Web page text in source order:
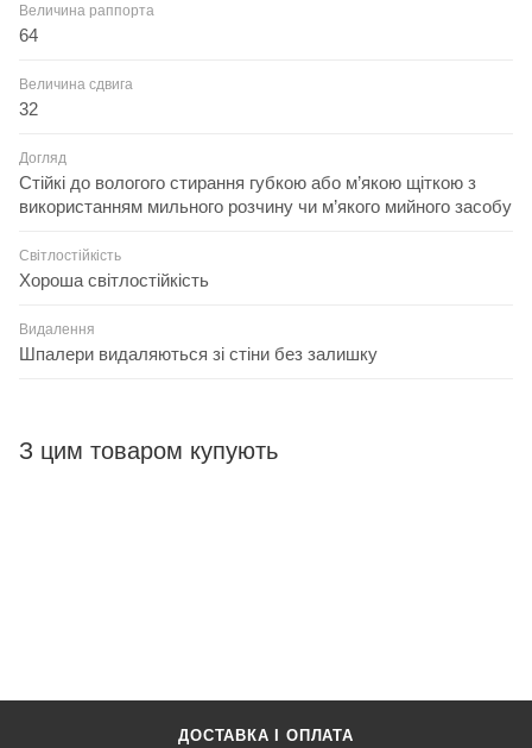
Величина раппорта
64
Величина сдвига
32
Догляд
Стійкі до вологого стирання губкою або м’якою щіткою з
використанням мильного розчину чи м’якого мийного засобу
Світлостійкість
Хороша світлостійкість
Видалення
Шпалери видаляються зі стіни без залишку
З цим товаром купують
ДОСТАВКА І ОПЛАТА